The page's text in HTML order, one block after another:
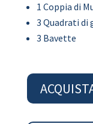
1 Coppia di
3 Quadrati di
3 Bavette